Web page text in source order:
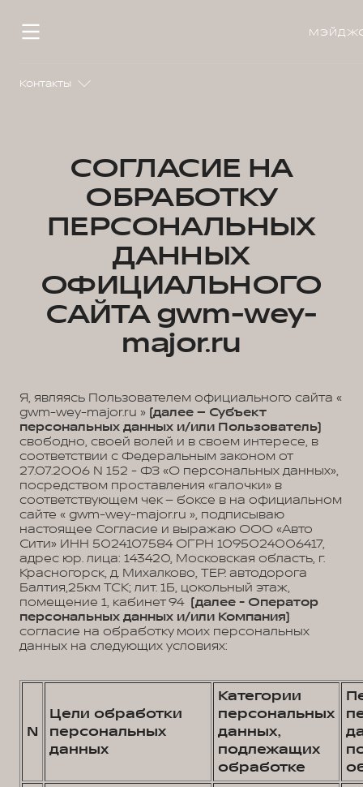
Контакты
СОГЛАСИЕ НА
ОБРАБОТКУ
ПЕРСОНАЛЬНЫХ
ДАННЫХ
ОФИЦИАЛЬНОГО
САЙТА gwm-wey-
major.ru
Я, являясь Пользователем официального сайта «
gwm-wey-major.ru » (далее – Субъект
персональных данных и/или Пользователь)
свободно, своей волей и в своем интересе, в
соответствии с Федеральным законом от
27.07.2006 N 152 - ФЗ «О персональных данных»,
посредством проставления «галочки» в
соответствующем чек – боксе в на официальном
сайте « gwm-wey-major.ru », подписываю
настоящее Согласие и выражаю ООО «Авто
Сити» ИНН 5024107584 ОГРН 1095024006417,
адрес юр. лица: 143420, Московская область, г.
Красногорск, д. Михалково, ТЕР. автодорога
Балтия,25км ТСК; лит. 1Б, цокольный этаж,
помещение 1, кабинет 94 (далее - Оператор
персональных данных и/или Компания)
согласие на обработку моих персональных
данных на следующих условиях:
N
Цели обработки
персональных
данных
Категории
персональных
данных,
подлежащих
обработке